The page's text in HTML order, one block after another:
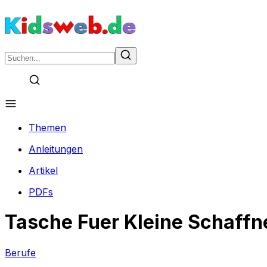
Themen
Anleitungen
Artikel
PDFs
Tasche Fuer Kleine
Berufe